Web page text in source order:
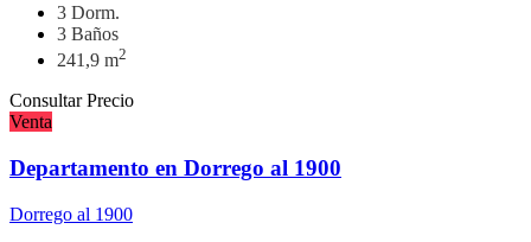
3 Dorm.
3 Baños
241,9 m2
Consultar Precio
Venta
Departamento en Dorrego al 1900
Dorrego al 1900